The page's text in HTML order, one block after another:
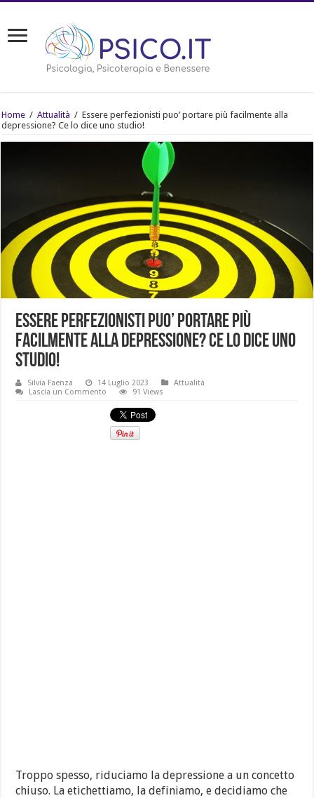
Home / Attualità / Essere perfezionisti puo’ portare più facilmente alla
depressione? Ce lo dice uno studio!
Essere perfezionisti puo’ portare più
facilmente alla depressione? Ce lo dice uno
studio!
Silvia Faenza 14 Luglio 2023
Attualità
Lascia un Commento
91 Views
Troppo spesso, riduciamo la depressione a un concetto
chiuso. La etichettiamo, la definiamo, e decidiamo che